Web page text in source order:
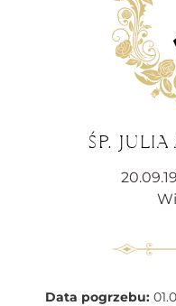
ŚP.
Data pogrzebu: